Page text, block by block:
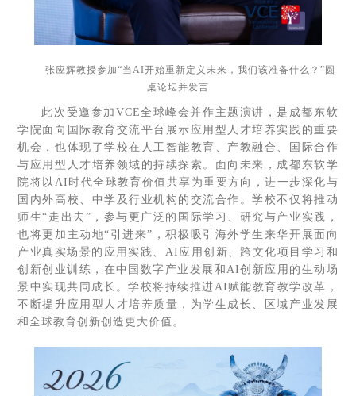
张应辉教授参加“当AI开始重新定义未来，我们该准备什么？”圆
桌论坛并发言
此次受邀参加VCE全球峰会并作主题演讲，是成都东软
学院面向国际教育交流平台展示应用型人才培养实践的重要
机会，也体现了学校在人工智能教育、产教融合、国际合作
与应用型人才培养领域的持续探索。面向未来，成都东软学
院将以AI时代全球教育价值共享为重要方向，进一步深化与
国内外高校、中学及行业机构的交流合作。学校不仅将推动
师生“走出去”，参与更广泛的国际学习、研究与产业实践，
也将更加主动地“引进来”，积极吸引海外学生来华开展面向
产业真实场景的应用实践、AI应用创新、跨文化项目学习和
创新创业训练，在中国数字产业发展和AI创新应用的生动场
景中实现共同成长。学校将持续推进AI赋能教育教学改革，
不断提升应用型人才培养质量，为学生成长、区域产业发展
和全球教育创新创造更大价值。